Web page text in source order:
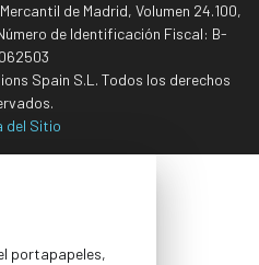
de Madrid, Volumen 24.100,
de Identificación Fiscal: B-
Spain S.L. Todos los derechos
del Sitio
portapapeles,